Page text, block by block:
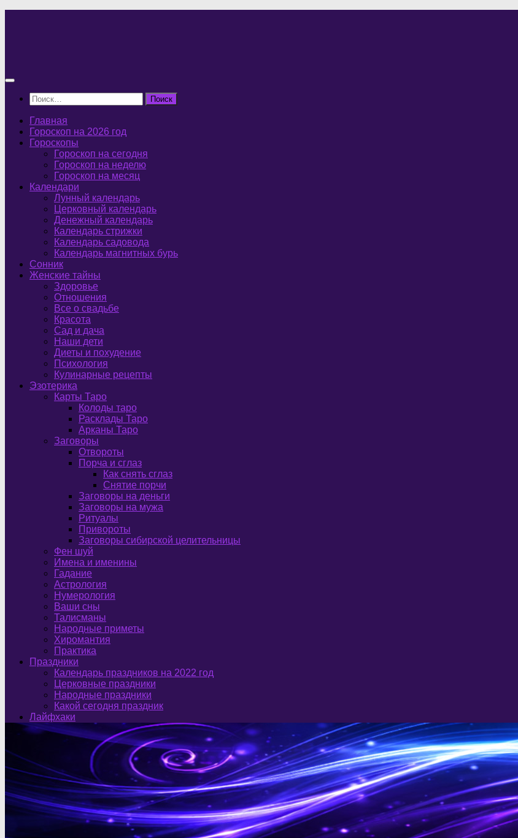
Найти:
Главная
Гороскоп на 2026 год
Гороскопы
Гороскоп на сегодня
Гороскоп на неделю
Гороскоп на месяц
Календари
Лунный календарь
Церковный календарь
Денежный календарь
Календарь стрижки
Календарь садовода
Календарь магнитных бурь
Сонник
Женские тайны
Здоровье
Отношения
Все о свадьбе
Красота
Сад и дача
Наши дети
Диеты и похудение
Психология
Кулинарные рецепты
Эзотерика
Карты Таро
Колоды таро
Расклады Таро
Арканы Таро
Заговоры
Отвороты
Порча и сглаз
Как снять сглаз
Снятие порчи
Заговоры на деньги
Заговоры на мужа
Ритуалы
Привороты
Заговоры сибирской целительницы
Фен шуй
Имена и именины
Гадание
Астрология
Нумерология
Ваши сны
Талисманы
Народные приметы
Хиромантия
Практика
Праздники
Календарь праздников на 2022 год
Церковные праздники
Народные праздники
Какой сегодня праздник
Лайфхаки